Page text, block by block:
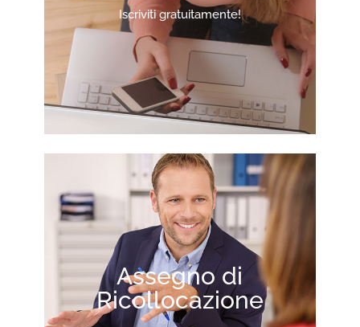
Iscriviti gratuitamente!
Assegno di
Ricollocazione